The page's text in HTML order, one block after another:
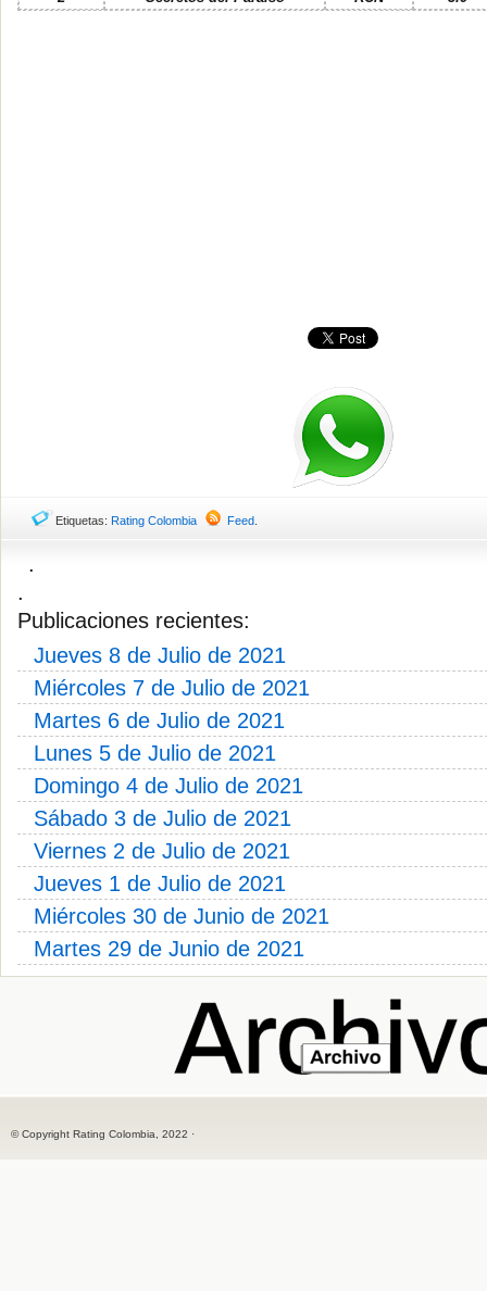
Etiquetas: Rating Colombia Feed
.
.
Publicaciones recientes:
Jueves 8 de Julio de 2021
Miércoles 7 de Julio de 2021
Martes 6 de Julio de 2021
Lunes 5 de Julio de 2021
Domingo 4 de Julio de 2021
Sábado 3 de Julio de 2021
Viernes 2 de Julio de 2021
Jueves 1 de Julio de 2021
Miércoles 30 de Junio de 2021
Martes 29 de Junio de 2021
© Copyright Rating Colombia, 2022 ·